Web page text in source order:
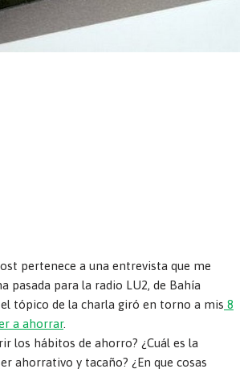
pertenece a una entrevista que me
pasada para la radio LU2, de Bahía
el tópico de la charla giró en torno a mis 8
a ahorrar.
los hábitos de ahorro? ¿Cuál es la
ahorrativo y tacaño? ¿En que cosas